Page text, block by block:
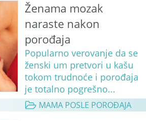
Ženama mozak
naraste nakon
porođaja
Popularno verovanje da se
ženski um pretvori u kašu
tokom trudnoće i porođaja
je totalno pogrešno...
MAMA POSLE POROĐAJA